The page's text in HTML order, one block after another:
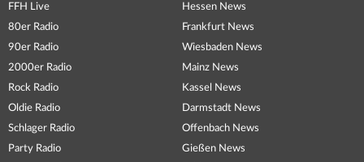
FFH Live
80er Radio
90er Radio
2000er Radio
Rock Radio
Oldie Radio
Schlager Radio
Party Radio
Hessen News
Frankfurt News
Wiesbaden News
Mainz News
Kassel News
Darmstadt News
Offenbach News
Gießen News